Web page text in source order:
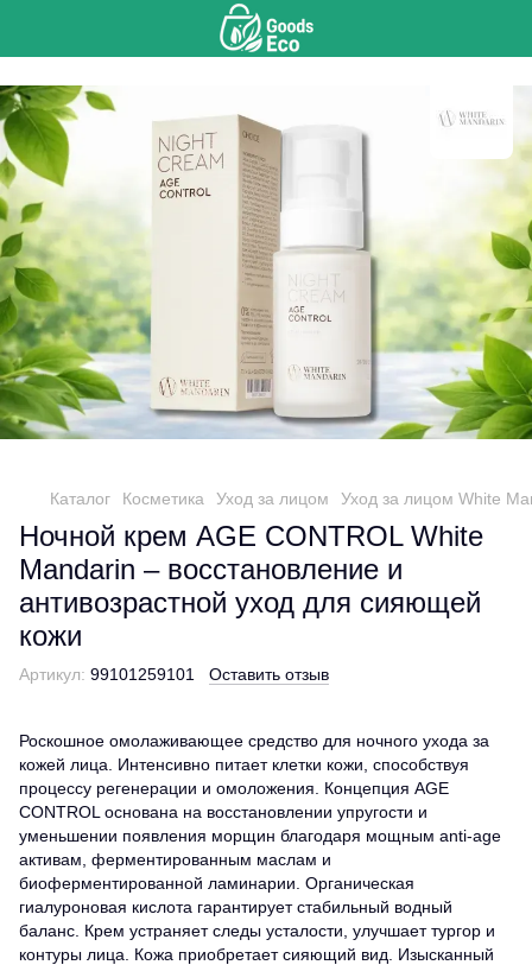
Каталог Косметика Уход за лицом Уход за лицом White
Ночной крем AGE CONTROL White
Mandarin – восстановление и
антивозрастной уход для сияющей
кожи
Артикул: 99101259101 Оставить отзыв
Роскошное омолаживающее средство для ночного ухода за
кожей лица. Интенсивно питает клетки кожи, способствуя
процессу регенерации и омоложения. Концепция AGE
CONTROL основана на восстановлении упругости и
уменьшении появления морщин благодаря мощным anti-age
активам, ферментированным маслам и
биоферментированной ламинарии. Органическая
гиалуроновая кислота гарантирует стабильный водный
баланс. Крем устраняет следы усталости, улучшает тургор и
контуры лица. Кожа приобретает сияющий вид. Изысканный